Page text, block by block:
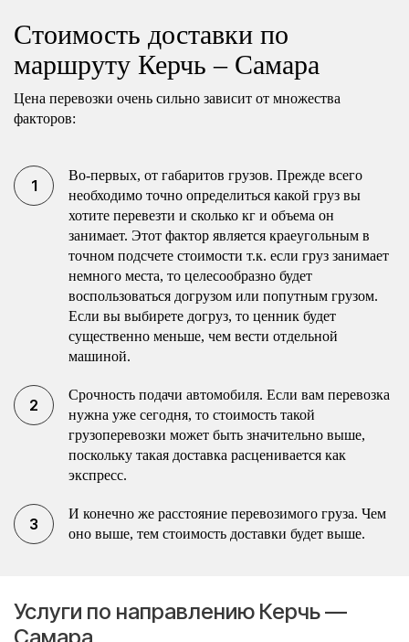
Стоимость доставки по
маршруту Керчь – Самара
Цена перевозки очень сильно зависит от множества
факторов:
Во-первых, от габаритов грузов. Прежде всего
необходимо точно определиться какой груз вы
хотите перевезти и сколько кг и объема он
занимает. Этот фактор является краеугольным в
точном подсчете стоимости т.к. если груз занимает
немного места, то целесообразно будет
воспользоваться догрузом или попутным грузом.
Если вы выбирете догруз, то ценник будет
существенно меньше, чем вести отдельной
машиной.
Срочность подачи автомобиля. Если вам перевозка
нужна уже сегодня, то стоимость такой
грузоперевозки может быть значительно выше,
поскольку такая доставка расценивается как
экспресс.
И конечно же расстояние перевозимого груза. Чем
оно выше, тем стоимость доставки будет выше.
Услуги по направлению Керчь —